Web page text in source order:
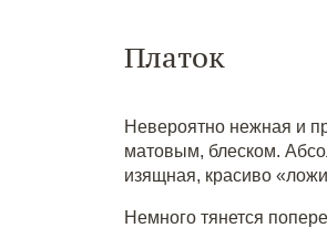
Платок
Невероятно нежная и
матовым, блеском.
изящная, красиво
Немного тянется